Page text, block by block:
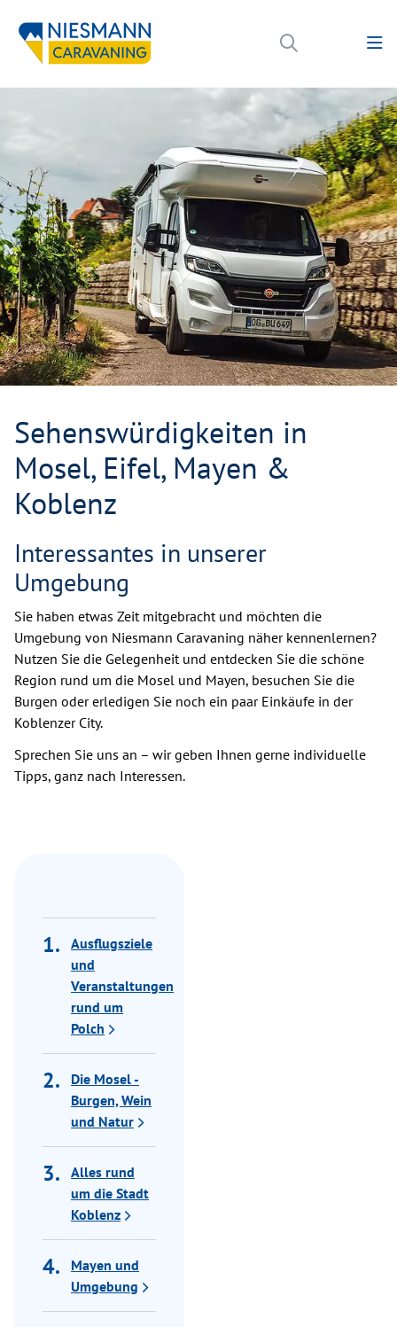
Sehenswürdigkeiten in
Mosel, Eifel, Mayen &
Koblenz
Interessantes in unserer
Umgebung
Sie haben etwas Zeit mitgebracht und möchten die
Umgebung von Niesmann Caravaning näher kennenlernen?
Nutzen Sie die Gelegenheit und entdecken Sie die schöne
Region rund um die Mosel und Mayen, besuchen Sie die
Burgen oder erledigen Sie noch ein paar Einkäufe in der
Koblenzer City.
Sprechen Sie uns an – wir geben Ihnen gerne individuelle
Tipps, ganz nach Interessen.
Ausflugsziele
und
Veranstaltungen
rund um
Polch
Die Mosel -
Burgen, Wein
und Natur
Alles rund
um die Stadt
Koblenz
Mayen und
Umgebung